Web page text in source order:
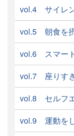
vol.4 サイレ
vol.5 朝食を
vol.6 スマー
vol.7 座りす
vol.8 セルフ
vol.9 運動を